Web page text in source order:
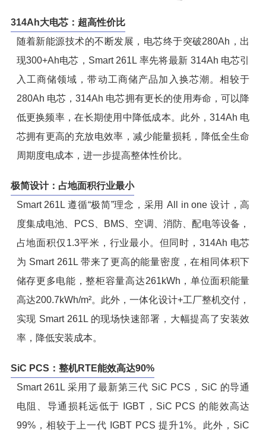
314Ah大电芯：超高性价比
随着新能源技术的不断发展，电芯终于突破280Ah，出
现300+Ah电芯，Smart 261L 率先将最新 314Ah 电芯引
入工商储领域，带动工商储产品加入换芯潮。相较于
280Ah 电芯，314Ah 电芯拥有更长的使用寿命，可以降
低更换频率，在长期使用中降低成本。此外，314Ah 电
芯拥有更高的充放电效率，减少能量损耗，降低全生命
周期度电成本，进一步提高整体性价比。
极简设计：占地面积行业最小
Smart 261L 遵循“极简”理念，采用 All in one 设计，高
度集成电池、PCS、BMS、空调、消防、配电等设备，
占地面积仅1.3平米，行业最小。但同时，314Ah 电芯
为 Smart 261L 带来了更高的能量密度，在相同体积下
储存更多电能，整柜容量高达261kWh，单位面积能量
高达200.7kWh/m²。此外，一体化设计+工厂整机交付，
实现 Smart 261L 的现场快速部署，大幅提高了安装效
率，降低安装成本。
SiC PCS：整机RTE能效高达90%
Smart 261L 采用了最新第三代 SiC PCS，SiC 的导通
电阻、导通损耗远低于 IGBT，SiC PCS 的能效高达
99%，相较于上一代 IGBT PCS 提升1%。此外，SiC